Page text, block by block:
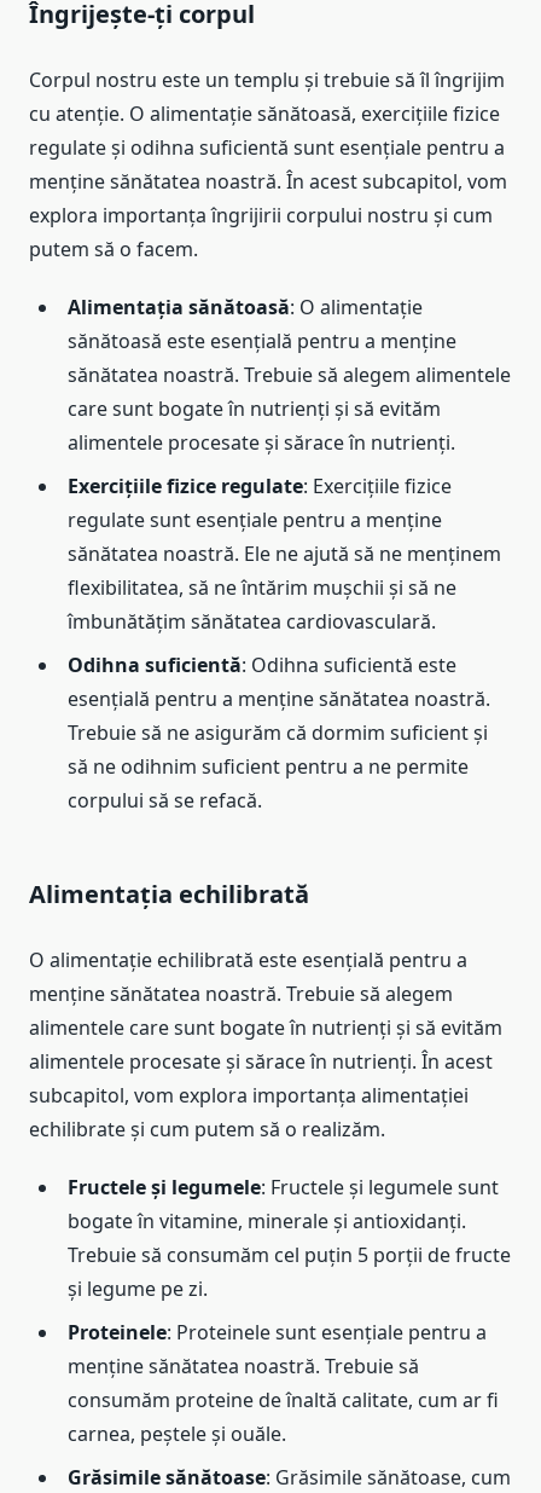
Îngrijește-ți corpul
Corpul nostru este un templu și trebuie să îl îngrijim
cu atenție. O alimentație sănătoasă, exercițiile fizice
regulate și odihna suficientă sunt esențiale pentru a
menține sănătatea noastră. În acest subcapitol, vom
explora importanța îngrijirii corpului nostru și cum
putem să o facem.
Alimentația sănătoasă: O alimentație
sănătoasă este esențială pentru a menține
sănătatea noastră. Trebuie să alegem alimentele
care sunt bogate în nutrienți și să evităm
alimentele procesate și sărace în nutrienți.
Exercițiile fizice regulate: Exercițiile fizice
regulate sunt esențiale pentru a menține
sănătatea noastră. Ele ne ajută să ne menținem
flexibilitatea, să ne întărim mușchii și să ne
îmbunătățim sănătatea cardiovasculară.
Odihna suficientă: Odihna suficientă este
esențială pentru a menține sănătatea noastră.
Trebuie să ne asigurăm că dormim suficient și
să ne odihnim suficient pentru a ne permite
corpului să se refacă.
Alimentația echilibrată
O alimentație echilibrată este esențială pentru a
menține sănătatea noastră. Trebuie să alegem
alimentele care sunt bogate în nutrienți și să evităm
alimentele procesate și sărace în nutrienți. În acest
subcapitol, vom explora importanța alimentației
echilibrate și cum putem să o realizăm.
Fructele și legumele: Fructele și legumele sunt
bogate în vitamine, minerale și antioxidanți.
Trebuie să consumăm cel puțin 5 porții de fructe
și legume pe zi.
Proteinele: Proteinele sunt esențiale pentru a
menține sănătatea noastră. Trebuie să
consumăm proteine de înaltă calitate, cum ar fi
carnea, peștele și ouăle.
Grăsimile sănătoase: Grăsimile sănătoase, cum